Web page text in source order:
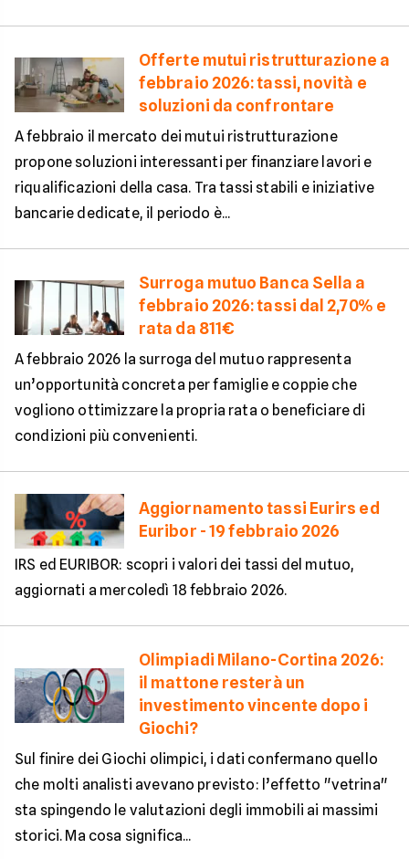
Offerte mutui ristrutturazione a
febbraio 2026: tassi, novità e
soluzioni da confrontare
A febbraio il mercato dei mutui ristrutturazione
propone soluzioni interessanti per finanziare lavori e
riqualificazioni della casa. Tra tassi stabili e iniziative
bancarie dedicate, il periodo è...
Surroga mutuo Banca Sella a
febbraio 2026: tassi dal 2,70% e
rata da 811€
A febbraio 2026 la surroga del mutuo rappresenta
un’opportunità concreta per famiglie e coppie che
vogliono ottimizzare la propria rata o beneficiare di
condizioni più convenienti.
Aggiornamento tassi Eurirs ed
Euribor - 19 febbraio 2026
IRS ed EURIBOR: scopri i valori dei tassi del mutuo,
aggiornati a mercoledì 18 febbraio 2026.
Olimpiadi Milano-Cortina 2026:
il mattone resterà un
investimento vincente dopo i
Giochi?
Sul finire dei Giochi olimpici, i dati confermano quello
che molti analisti avevano previsto: l’effetto "vetrina"
sta spingendo le valutazioni degli immobili ai massimi
storici. Ma cosa significa...